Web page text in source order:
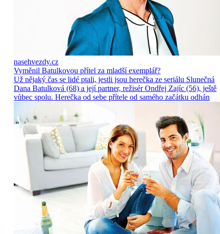
nasehvezdy.cz
Vyměnil Batulkovou přítel za mladší exemplář?
Už nějaký čas se lidé ptali, jestli jsou herečka ze seriálu Slunečná
Dana Batulková (68) a její partner, režisér Ondřej Zajíc (56), ještě
vůbec spolu. Herečka od sebe přítele od samého začátku odhán